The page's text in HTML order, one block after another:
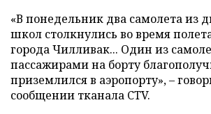
«В понедельник два самолета из
школ столкнулись во время
города Чилливак... Один из
пассажирами на борту
приземлился в аэропорту», –
сообщении тканала CTV.